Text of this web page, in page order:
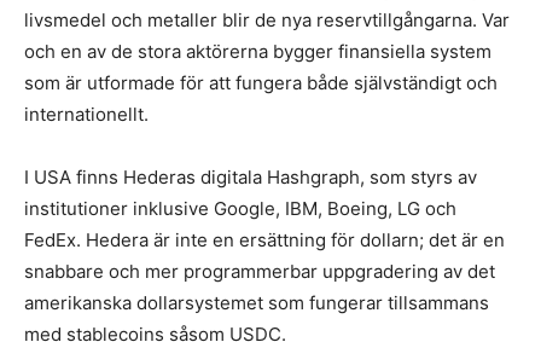
livsmedel och metaller blir de nya reservtillgångarna. Var
och en av de stora aktörerna bygger finansiella system
som är utformade för att fungera både självständigt och
internationellt.
I USA finns Hederas digitala Hashgraph, som styrs av
institutioner inklusive Google, IBM, Boeing, LG och
FedEx. Hedera är inte en ersättning för dollarn; det är en
snabbare och mer programmerbar uppgradering av det
amerikanska dollarsystemet som fungerar tillsammans
med stablecoins såsom USDC.